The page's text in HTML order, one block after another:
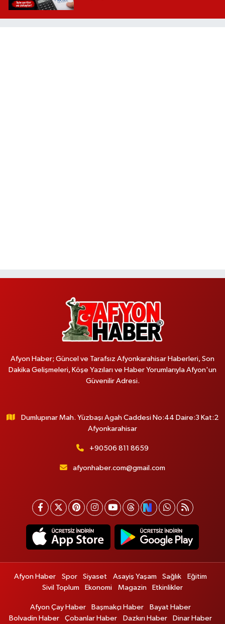
Afyon Haber; Güncel ve Tarafsız Afyonkarahisar Haberleri, Son
Dakika Gelişmeleri, Köşe Yazıları ve Haber Yorumlarıyla Afyon'un
Güvenilir Adresi.
Dumlupınar Mah. Yüzbaşı Agah Caddesi No:44 Daire:3 Kat:2
Afyonkarahisar
+90506 811 8659
afyonhaber.com@gmail.com
Afyon Haber Spor Siyaset Asayiş Yaşam Sağlık
Eğitim
Sivil Toplum
Ekonomi Magazin Etkinlikler
Afyon Çay Haber Başmakçı Haber
Bayat Haber
Bolvadin Haber
Çobanlar Haber Dazkırı Haber Dinar Haber